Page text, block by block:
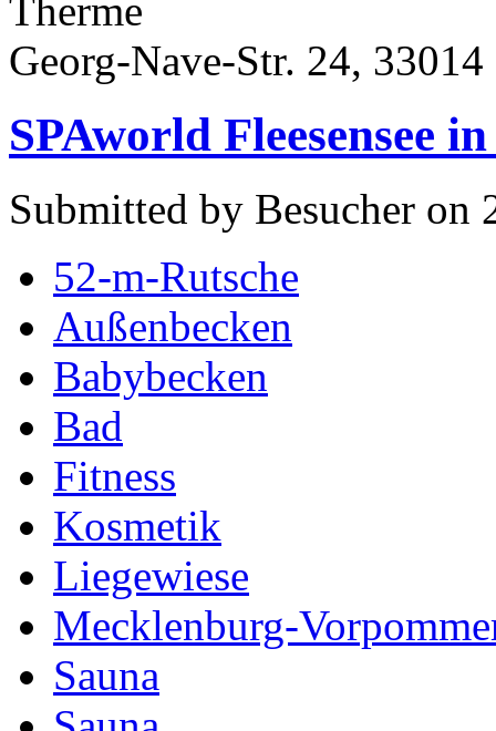
Therme
Georg-Nave-Str. 24,
SPAworld Fleesensee
Submitted by Besucher on
52-m-Rutsche
Außenbecken
Babybecken
Bad
Fitness
Kosmetik
Liegewiese
Mecklenburg-
Sauna